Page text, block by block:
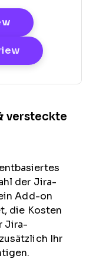
Opens New
Opens New
versteckte
der Jira-
Add-on
die Kosten
Jira-
Ihr